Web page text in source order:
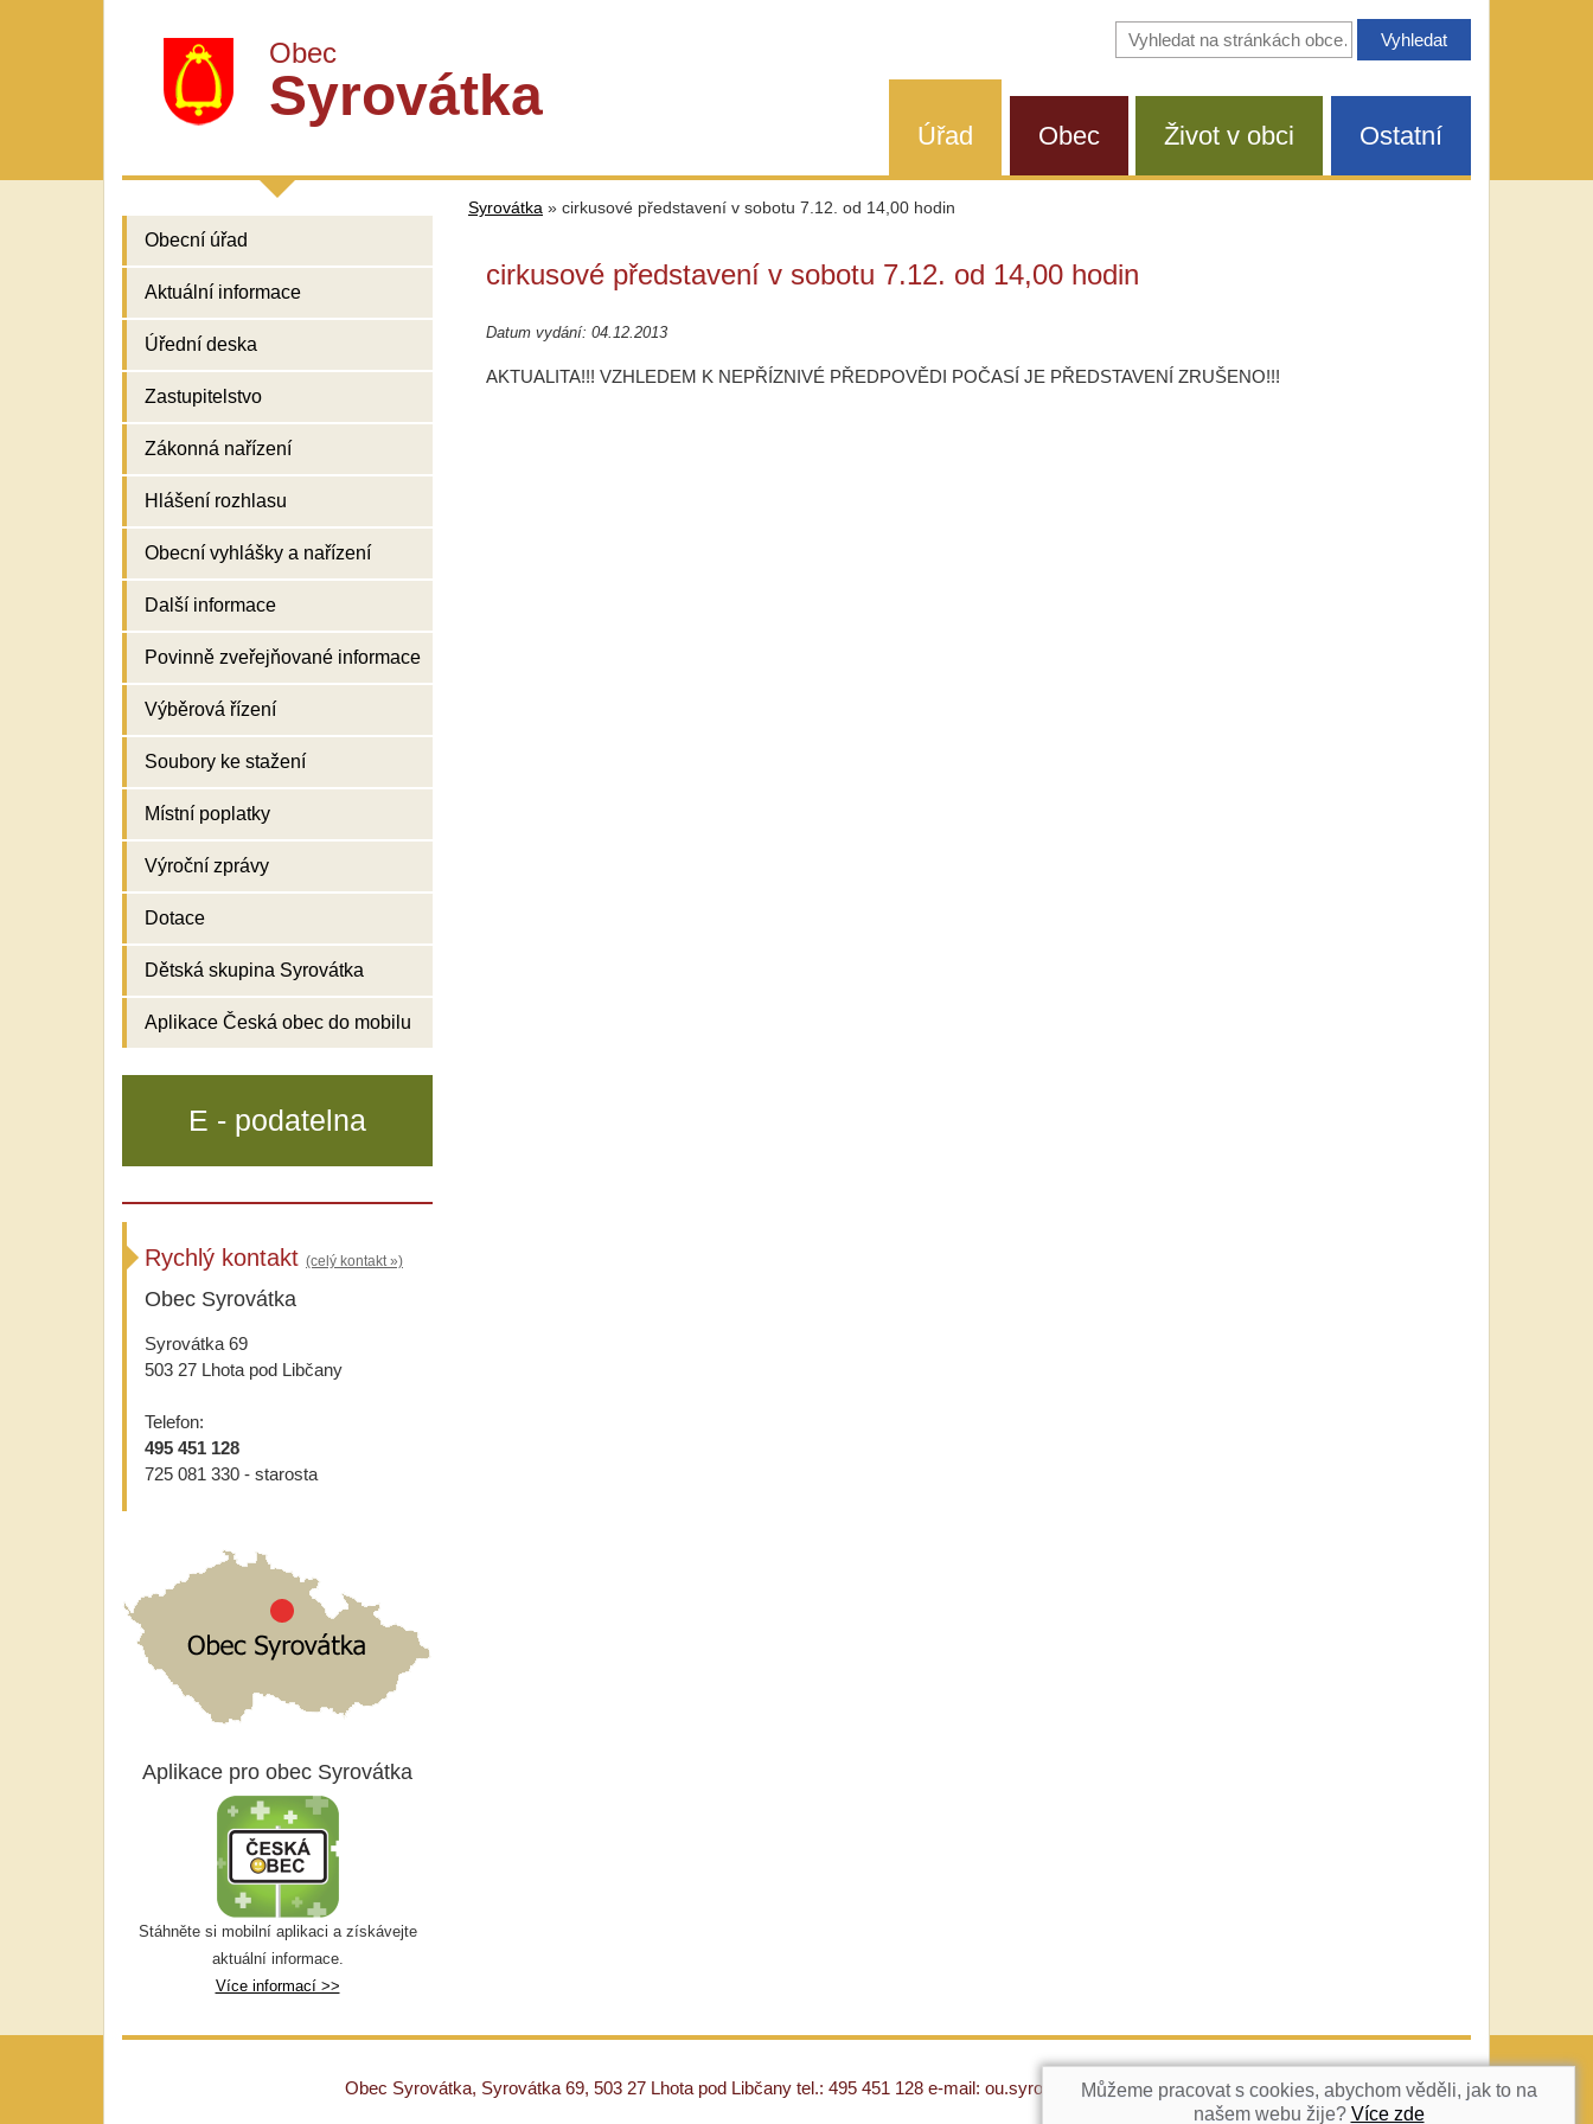
Obec
Syrovátka
Vyhledávání
na
Úřad Obec Život v obci Ostatní
Obecní úřad
Aktuální informace
Úřední deska
Zastupitelstvo
Zákonná nařízení
Hlášení rozhlasu
Obecní vyhlášky a nařízení
Další informace
Povinně zveřejňované informace
Výběrová řízení
Soubory ke stažení
Místní poplatky
Výroční zprávy
Dotace
Dětská skupina Syrovátka
Aplikace Česká obec do mobilu
Syrovátka » cirkusové představení v sobotu 7.12. od 14,00 hodin
cirkusové představení v sobotu 7.12. od 14,00 hodin
Datum vydání: 04.12.2013
AKTUALITA!!! VZHLEDEM K NEPŘÍZNIVÉ PŘEDPOVĚDI POČASÍ JE PŘEDSTAVENÍ ZRUŠENO!!!
E - podatelna
Rychlý kontakt (celý kontakt »)
Obec Syrovátka
Syrovátka 69
503 27 Lhota pod Libčany
Telefon:
495 451 128
725 081 330 - starosta
Aplikace pro obec Syrovátka
Stáhněte si mobilní aplikaci a získávejte
aktuální informace.
Více informací >>
NAHORU
Obec Syrovátka, Syrovátka 69, 503 27 Lhota pod Libčany tel.: 495 451 128 e-mail: ou.syrovatka@c-box.czMůžeme pracovat s cookies, abychom věděli, jak to na
našem webu žije? Více zde